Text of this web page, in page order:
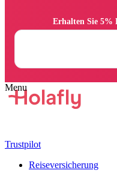
Trustpilot
Reiseversicherung